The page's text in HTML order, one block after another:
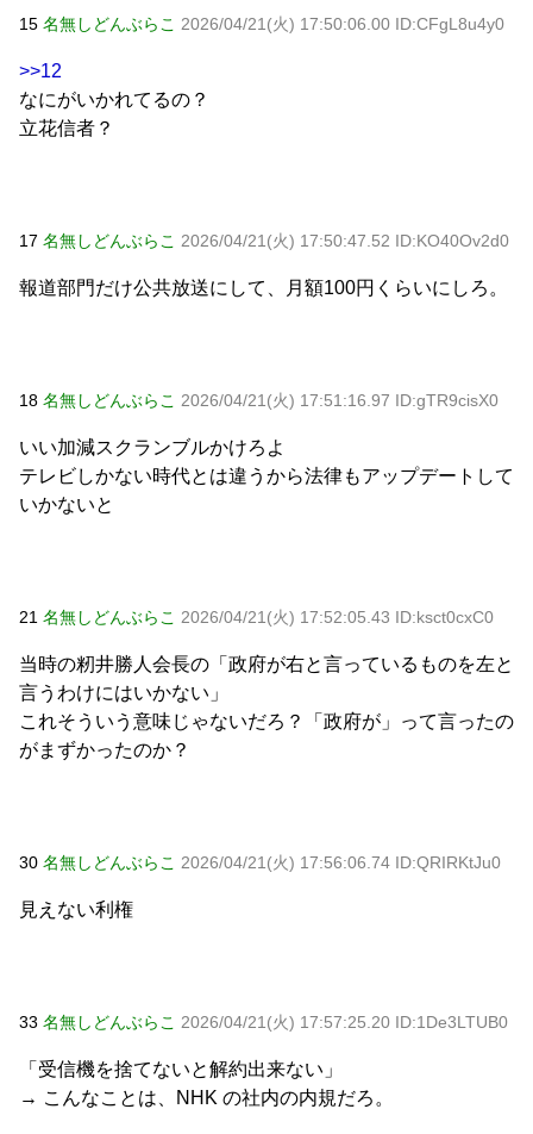
15 名無しどんぶらこ 2026/04/21(火) 17:50:06.00 ID:CFgL8u4y0
>>12
なにがいかれてるの？
立花信者？
17 名無しどんぶらこ 2026/04/21(火) 17:50:47.52 ID:KO40Ov2d0
報道部門だけ公共放送にして、月額100円くらいにしろ。
18 名無しどんぶらこ 2026/04/21(火) 17:51:16.97 ID:gTR9cisX0
いい加減スクランブルかけろよ
テレビしかない時代とは違うから法律もアップデートして
いかないと
21 名無しどんぶらこ 2026/04/21(火) 17:52:05.43 ID:ksct0cxC0
当時の籾井勝人会長の「政府が右と言っているものを左と
言うわけにはいかない」
これそういう意味じゃないだろ？「政府が」って言ったの
がまずかったのか？
30 名無しどんぶらこ 2026/04/21(火) 17:56:06.74 ID:QRIRKtJu0
見えない利権
33 名無しどんぶらこ 2026/04/21(火) 17:57:25.20 ID:1De3LTUB0
「受信機を捨てないと解約出来ない」
→ こんなことは、NHK の社内の内規だろ。